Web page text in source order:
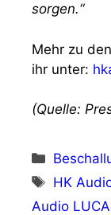
sorgen.“
Mehr zu
ihr unter:
(Quelle:
HK
Audio